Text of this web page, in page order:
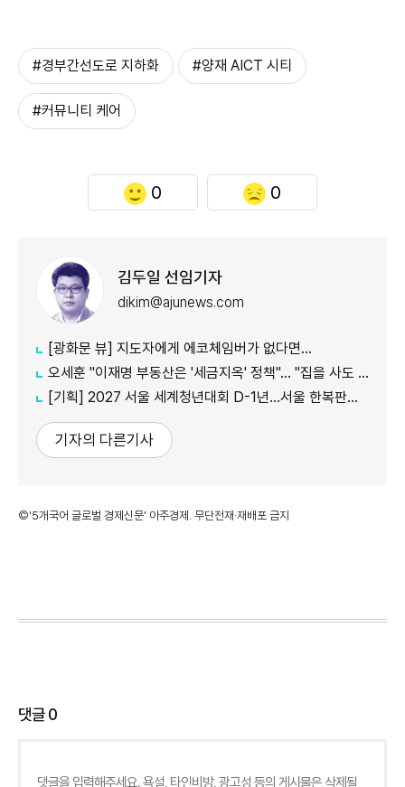
#경부간선도로 지하화 #양재 AICT 시티
#커뮤니티 케어
0 0
김두일 선임기자
dikim@ajunews.com
[광화문 뷰] 지도자에게 에코체임버가 없다면…
오세훈 "이재명 부동산은 '세금지옥' 정책"… "집을 사도 팔아도 세금만 늘어"
[기획] 2027 서울 세계청년대회 D-1년…서울 한복판에서 만나는 '가톨릭 문화의 모든 것'
기자의 다른기사
©'5개국어 글로벌 경제신문' 아주경제. 무단전재·재배포 금지
댓글0